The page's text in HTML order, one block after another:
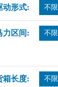
动形式: 不限
力区间: 不限
箱长度: 不限